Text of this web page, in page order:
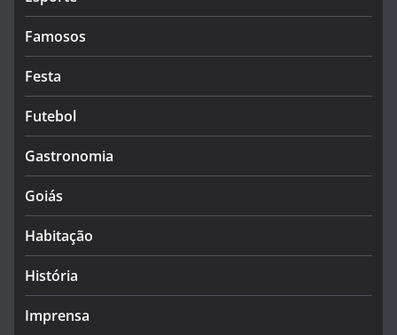
Famosos
Festa
Futebol
Gastronomia
Goiás
Habitação
História
Imprensa